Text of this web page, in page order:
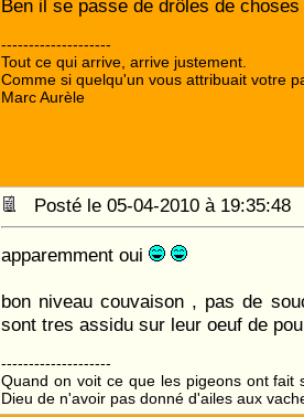
Ben il se passe de drôles de
--------------------
Tout ce qui arrive, arrive justement.
Comme si quelqu'un vous attribuait votre
Marc Aurèle
Posté le 05-04-2010 à
apparemment oui
bon niveau couvaison , pas de
sont tres assidu sur leur oeuf de
--------------------
Quand on voit ce que les pigeons ont fait
Dieu de n'avoir pas donné d'ailes aux